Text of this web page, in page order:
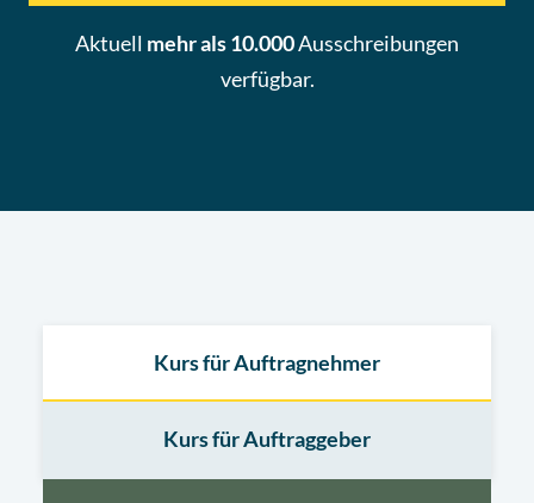
Aktuell mehr als 10.000Ausschreibungen
verfügbar.
Kurs für Auftragnehmer
Kurs für Auftraggeber